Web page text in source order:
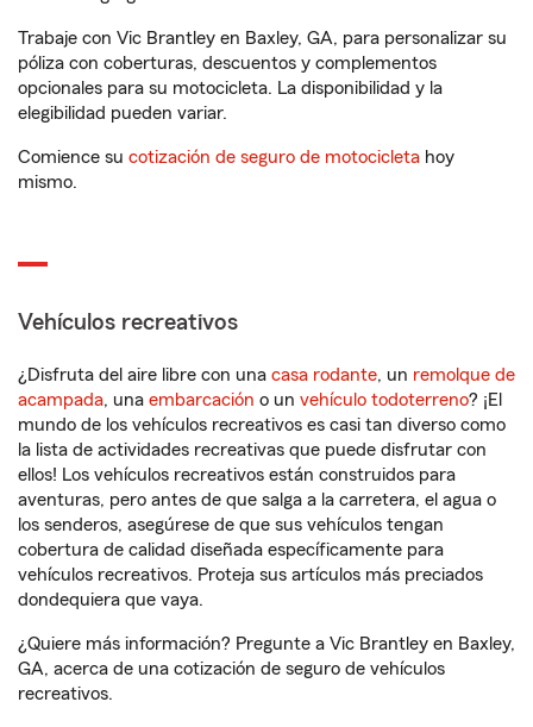
Trabaje con Vic Brantley en Baxley, GA, para personalizar su
póliza con coberturas, descuentos y complementos
opcionales para su motocicleta. La disponibilidad y la
elegibilidad pueden variar.
Comience su cotización de seguro de motocicleta hoy
mismo.
Vehículos recreativos
¿Disfruta del aire libre con una casa rodante, un remolque de
acampada, una embarcación o un vehículo todoterreno? ¡El
mundo de los vehículos recreativos es casi tan diverso como
la lista de actividades recreativas que puede disfrutar con
ellos! Los vehículos recreativos están construidos para
aventuras, pero antes de que salga a la carretera, el agua o
los senderos, asegúrese de que sus vehículos tengan
cobertura de calidad diseñada específicamente para
vehículos recreativos. Proteja sus artículos más preciados
dondequiera que vaya.
¿Quiere más información? Pregunte a Vic Brantley en Baxley,
GA, acerca de una cotización de seguro de vehículos
recreativos.